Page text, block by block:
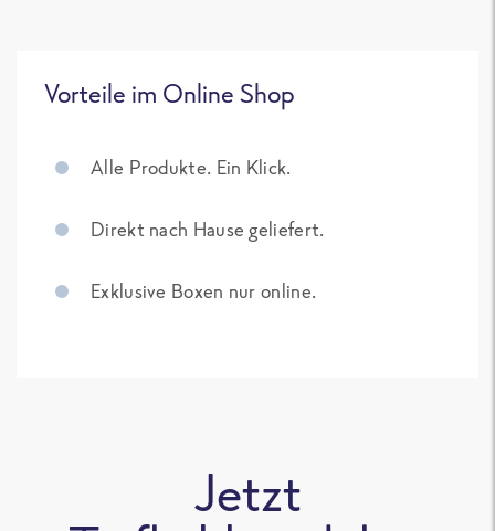
Vorteile im Online Shop
Alle Produkte. Ein Klick.
Direkt nach Hause geliefert.
Exklusive Boxen nur online.
Jetzt